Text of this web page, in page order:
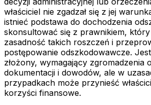
właściciel nie zgadzał się z jej
istnieć podstawa do dochodzenia
skonsultować się z prawnikiem,
zasadność takich roszczeń i
postępowanie odszkodowawcze.
złożony, wymagający zgromadzenia
dokumentacji i dowodów, ale w
przypadkach może przynieść
korzyści finansowe.